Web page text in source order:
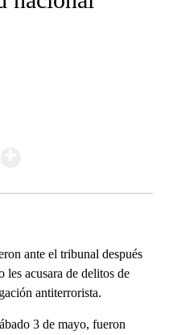
ante el tribunal después
acusara de delitos de
antiterrorista.
3 de mayo, fueron